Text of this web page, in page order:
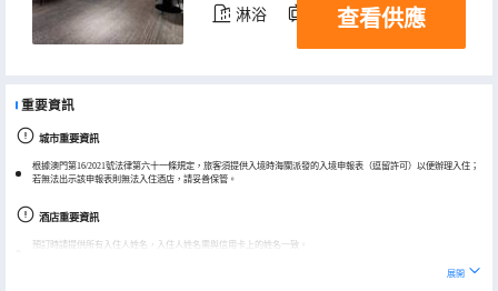
淋浴 電視機 冰箱
查看供應
重要資訊
城市重要資訊
根據澳門第16/2021號法律第六十一條規定，旅客須提供入境時海關派發的入境申報表（逗留許可）以便辦理入住；
若無法出示該申報表則無法入住酒店，請妥善保管。
酒店重要資訊
預訂時請提供所有入住人姓名，入住人姓名需與信用卡上的姓名一致。
展開